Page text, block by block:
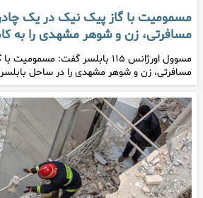
مسمومیت با گاز پیک نیک در یک
مسافرتی، زن و شوهر مشهدی را به
مسوول اورژانس ۱۱۵ بابلسر گفت:
مسافرتی، زن و شوهر مشهدی را در ساحل